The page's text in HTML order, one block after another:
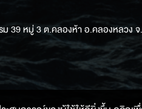
39 หมู่ 3 ต.คลองห้า อ.คลองหลวง